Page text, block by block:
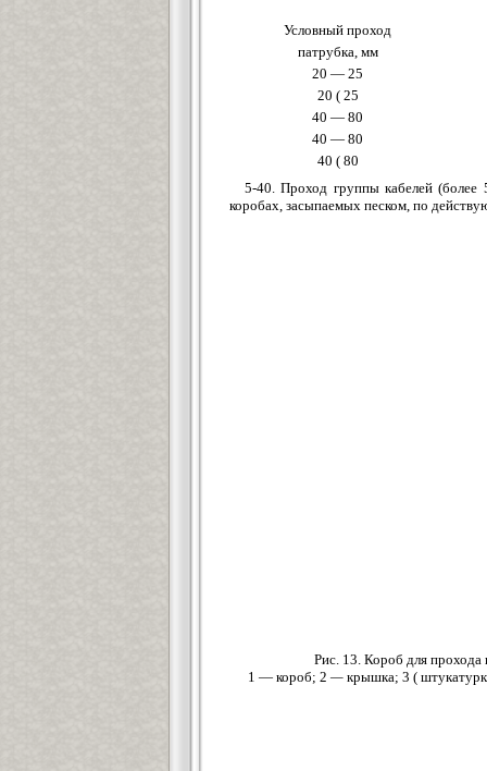
Условный проход
патрубка, мм
20 — 25
20 ( 25
40 — 80
40 — 80
40 ( 80
5-40. Проход группы кабелей (более
коробах, засыпаемых песком, по
Рис. 13. Короб для прохода
1 — короб; 2— крышка; 3 (